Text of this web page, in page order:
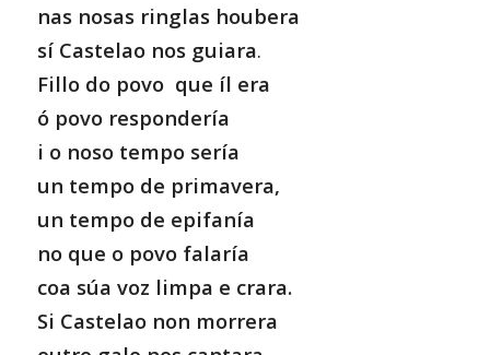
nas nosas ringlas houbera
sí Castelao nos guiara.
Fillo do povo que íl era
ó povo respondería
i o noso tempo sería
un tempo de primavera,
un tempo de epifanía
no que o povo falaría
coa súa voz limpa e crara.
Si Castelao non morrera